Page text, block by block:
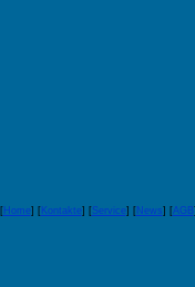
[Home] [Kontakte] [Service] [News] [AGB